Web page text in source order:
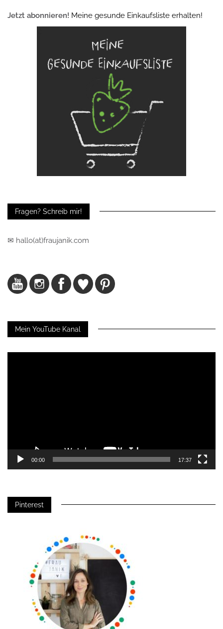
Jetzt abonnieren! Meine gesunde Einkaufsliste erhalten!
Fragen? Schreib mir!
✉ hallo(at)fraujanik.com
Mein YouTube Kanal
00:00 17:37
Pinterest